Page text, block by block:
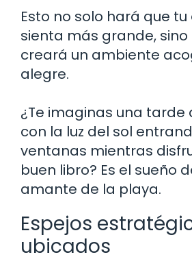
Esto no solo hará que
sienta más grande,
creará un ambiente
alegre.
¿Te imaginas una tarde
con la luz del sol
ventanas mientras
buen libro? Es el sueño
amante de la playa.
Espejos
ubicados